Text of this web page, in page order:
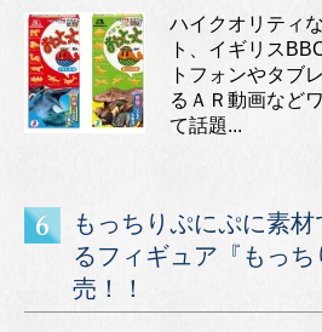
ハイクオリティ
ト、イギリス
トフォンやタブ
るＡＲ動画など
て話題...
もっちりぷにぷに素
るフィギュア『もっ
売！！